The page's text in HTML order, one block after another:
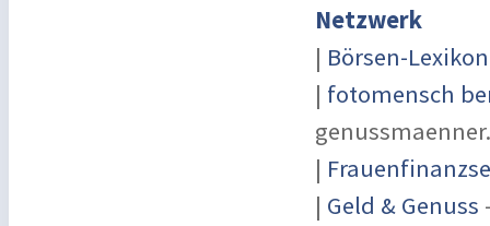
Netzwerk
| Börsen-Lexikon
| fotomensch
|
| Geld & Genuss